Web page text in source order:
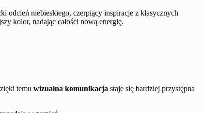
odcień niebieskiego, czerpiący inspiracje z klasycznych
kolor, nadając całości nową energię.
temu wizualna komunikacja staje się bardziej przystępna